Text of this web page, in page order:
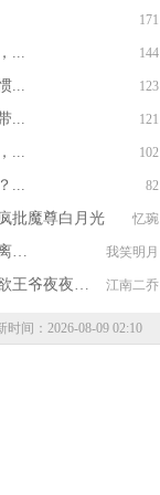
171
144
...
123
...
121
...
102
...
82
...
忆琬
批魔尊白月光
我笑明月
…
江南二乔
王爷夜夜…
时间：2026-08-09 02:10